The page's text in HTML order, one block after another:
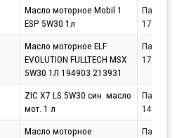
Масло моторное Mobil 1
ESP 5W30 1л
Партнёр
Масло моторное ELF
EVOLUTION FULLTECH MSX
5W30 1Л 194903 213931
Партнёр
ZIC X7 LS 5W30 син. масло
мот. 1 л
Партнёр
Масло моторное
Партнёр